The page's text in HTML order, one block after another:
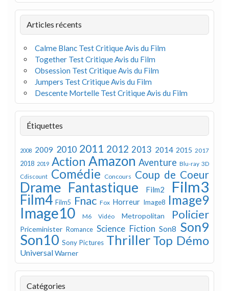
Articles récents
Calme Blanc Test Critique Avis du Film
Together Test Critique Avis du Film
Obsession Test Critique Avis du Film
Jumpers Test Critique Avis du Film
Descente Mortelle Test Critique Avis du Film
Étiquettes
2008 2009 2010 2011 2012 2013 2014 2015 2017
2018 2019 Action Amazon Aventure Blu-ray 3D
Cdiscount Comédie Concours Coup de Coeur
Drame Fantastique Film2 Film3
Film4 Film5 Fnac Fox Horreur Image8 Image9
Image10 M6 Vidéo Metropolitan Policier
Priceminister Romance Science Fiction Son8 Son9
Son10 Sony Pictures Thriller Top Démo
UniversalWarner
Catégories